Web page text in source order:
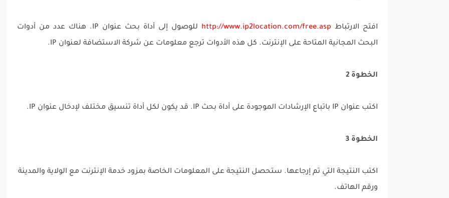
افتح الارتباط http://www.ip2location.com/free.asp
للوصول إلى أداة بحث عنوان IP. هناك عدد من أدوات
البحث المجانية المتاحة على الإنترنت. كل هذه الأدوات ترجع معلومات عن شركة الاستضافة لعنوان IP.
الخطوة 2
اكتب عنوان IP باتباع الإرشادات الموجودة على أداة بحث IP. قد يكون لكل أداة تنسيق مختلف لإدخال عنوان IP.
الخطوة 3
اكتب النتيجة التي تم إرجاعها. ستحصل النتيجة على المعلومات الخاصة بمزود خدمة الإنترنت مع الولاية والمدينة
ورقم الهاتف.